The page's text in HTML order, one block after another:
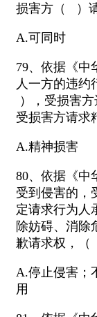
损害方（ ）
A.可同
79、依据《中
人一方的违约
），受损害
受损害方请求
A.精神损
80、依据《中
受到侵害的，
定请求行为人
除妨碍、消除
歉请求权，（
A.停止侵
用